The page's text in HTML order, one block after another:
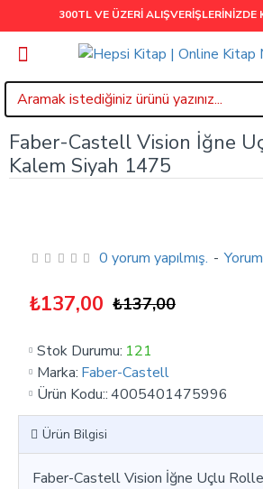
300TL VE ÜZERİ ALIŞVERİŞLERİNİZDE
Faber-Castell Vision İğne
Kalem Siyah 1475
Stok Durumu: 121
Marka: Faber-Castell
Ürün Kodu::4005401475996
0 yorum yapılmış. -
₺137,00 ₺137,00
Ürün Bilgisi
Faber-Castell Vision İğne Uçlu